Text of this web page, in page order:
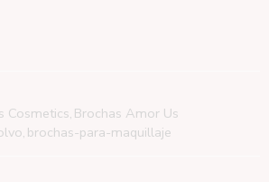
Cosmetics, Brochas Amor Us
, brochas-para-maquillaje